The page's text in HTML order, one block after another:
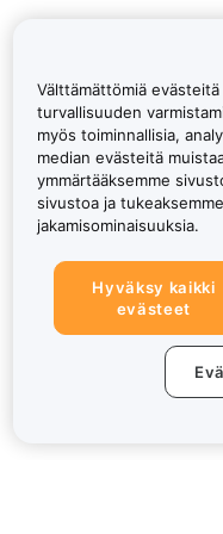
Välttämättömiä
turvallisuuden
myös toiminnallisia,
median evästeitä
ymmärtääksemme
sivustoa ja
jakamisominaisuuksia.
Hyväksy kaikki
evästeet